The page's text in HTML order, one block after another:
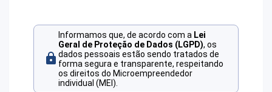
Informamos que, de acordo com a Lei
Geral de Proteção de Dados (LGPD), os
dados pessoais estão sendo tratados de
forma segura e transparente, respeitando
os direitos do Microempreendedor
individual (MEI).